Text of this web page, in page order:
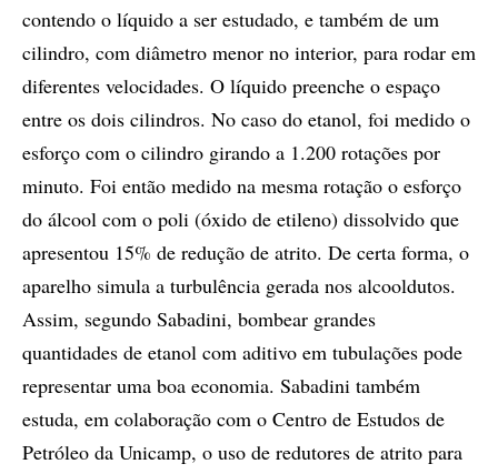
contendo o líquido a ser estudado, e também de um
cilindro, com diâmetro menor no interior, para rodar em
diferentes velocidades. O líquido preenche o espaço
entre os dois cilindros. No caso do etanol, foi medido o
esforço com o cilindro girando a 1.200 rotações por
minuto. Foi então medido na mesma rotação o esforço
do álcool com o poli (óxido de etileno) dissolvido que
apresentou 15% de redução de atrito. De certa forma, o
aparelho simula a turbulência gerada nos alcooldutos.
Assim, segundo Sabadini, bombear grandes
quantidades de etanol com aditivo em tubulações pode
representar uma boa economia. Sabadini também
estuda, em colaboração com o Centro de Estudos de
Petróleo da Unicamp, o uso de redutores de atrito para